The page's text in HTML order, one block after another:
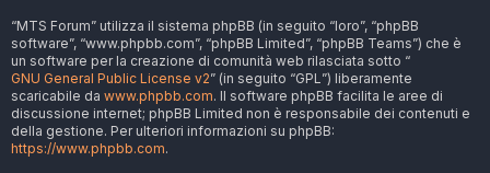
“MTS Forum” utilizza il sistema phpBB (in seguito “loro”, “phpBB
software”, “www.phpbb.com”, “phpBB Limited”, “phpBB Teams”) che è
un software per la creazione di comunità web rilasciata sotto “
GNU General Public License v2” (in seguito “GPL”) liberamente
scaricabile da www.phpbb.com. Il software phpBB facilita le aree di
discussione internet; phpBB Limited non è responsabile dei contenuti e
della gestione. Per ulteriori informazioni su phpBB:
https://www.phpbb.com.